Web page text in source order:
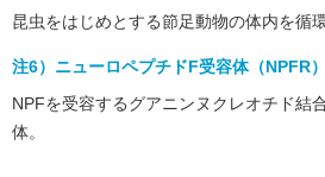
昆虫をはじめとする節足動物の体内を循
注6）ニューロペプチドF受容体（NPFR）
NPFを受容するグアニンヌクレオチド結
体。